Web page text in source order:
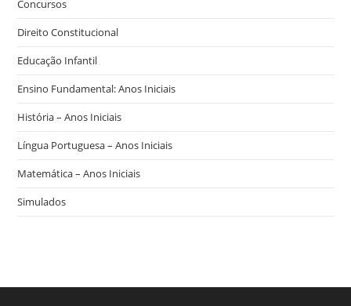
Concursos
Direito Constitucional
Educação Infantil
Ensino Fundamental: Anos Iniciais
História – Anos Iniciais
Língua Portuguesa – Anos Iniciais
Matemática – Anos Iniciais
Simulados